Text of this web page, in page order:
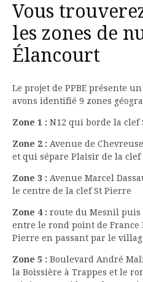
Vous
les zones de
Élancourt
Le projet de PPBE présente
avons identifié 9 zones
Zone 1 : N12 qui borde la clef
Zone 2 : Avenue de
et qui sépare Plaisir de la clef
Zone 3 : Avenue Marcel
le centre de la clef St Pierre
Zone 4 : route du Mesnil puis
entre le rond point de
Pierre en passant par le
Zone 5 : Boulevard André
la Boissière à Trappes et le